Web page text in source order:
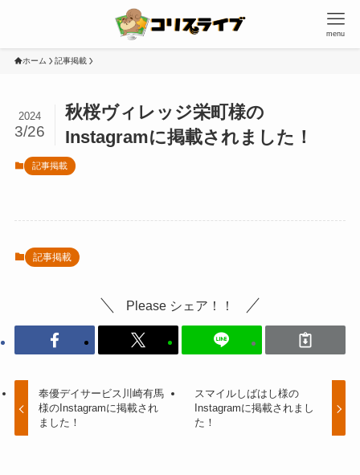
menu
ホーム 記事掲載
秋桜ヴィレッジ栄町様の
Instagramに掲載されました！
2024
3/26
記事掲載
記事掲載
Please シェア！！
奉優デイサービス川崎有馬
様のInstagramに掲載され
ました！
スマイルしばはし様の
Instagramに掲載されまし
た！